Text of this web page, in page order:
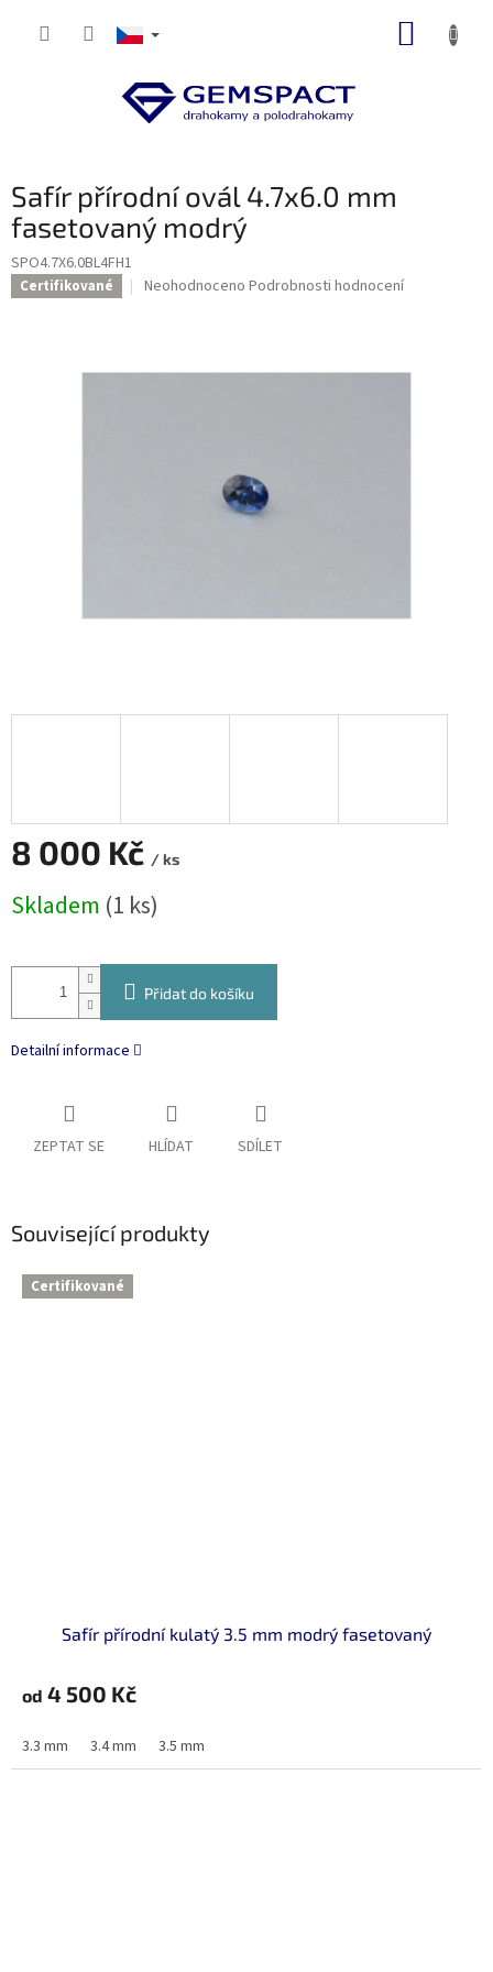
Safír přírodní ovál 4.7x6.0 mm
fasetovaný modrý
SPO4.7X6.0BL4FH1
Certifikované
Průměrné
0,0
Neohodnoceno Podrobnosti hodnocení
8 000 Kč / ks
cena:
Skladem (1 ks)
Přidat do košíku
Detailní informace
ZEPTAT SE HLÍDAT SDÍLET
Související produkty
Certifikované
Safír přírodní kulatý 3.5 mm modrý fasetovaný
od 4 500 Kč
3.3 mm 3.4 mm 3.5 mm